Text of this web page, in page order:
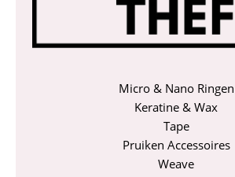
Micro & Nano Ringen
Keratine & Wax
Tape
Pruiken Accessoires
Weave